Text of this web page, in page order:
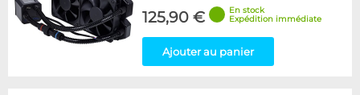
Appliquer125,90 €
En stock
Expédition immédiate
Ajouter au panier